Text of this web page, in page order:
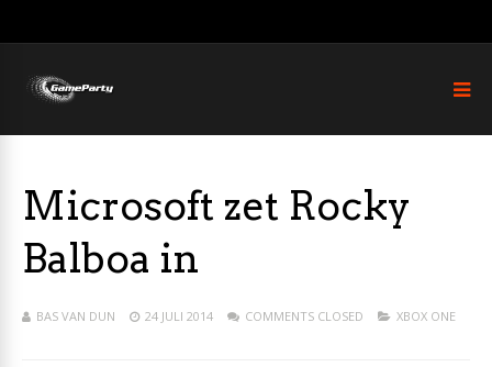
Microsoft zet Rocky
Balboa in
BAS VAN DUN 24 JULI 2014 COMMENTS CLOSED XBOX ONE